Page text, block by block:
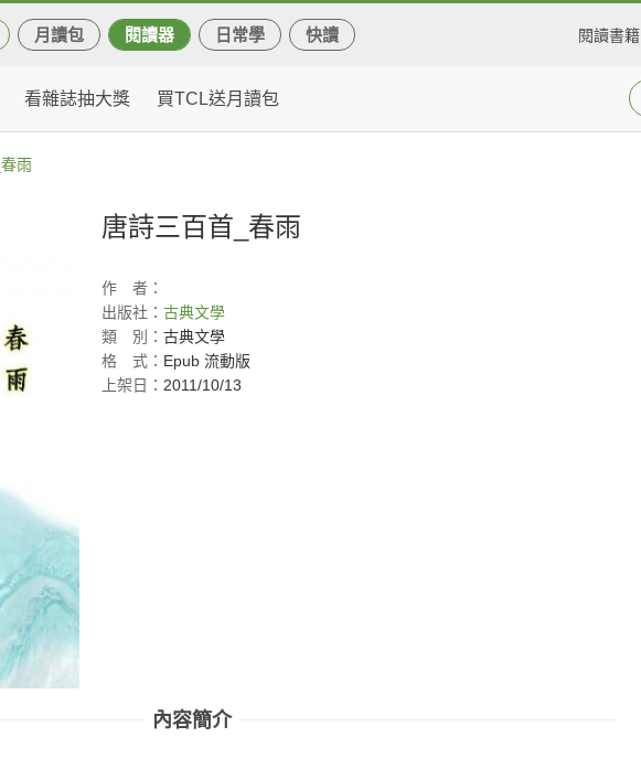
月讀包 閱讀器 日常學 快讀 閱讀書籍
看雜誌抽大獎 買TCL送月讀包
雨
唐詩三百首_春雨
作
者：
出版社： 古典文學
類
別： 古典文學
格
式： Epub 流動版
上架日： 2011/10/13
內容簡介